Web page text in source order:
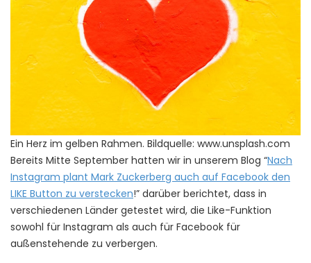
Ein Herz im gelben Rahmen. Bildquelle: www.unsplash.com
Bereits Mitte September hatten wir in unserem Blog “Nach
Instagram plant Mark Zuckerberg auch auf Facebook den
LIKE Button zu verstecken!” darüber berichtet, dass in
verschiedenen Länder getestet wird, die Like-Funktion
sowohl für Instagram als auch für Facebook für
außenstehende zu verbergen.